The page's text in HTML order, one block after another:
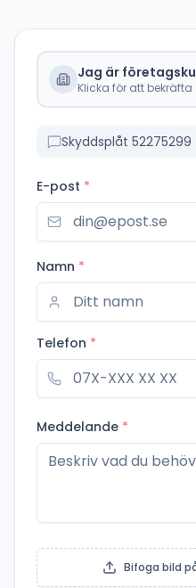
Jag är
Klicka för att bekräfta
Skyddsplåt 52275299
E-post *
Namn *
Telefon *
Meddelande *
Bifoga bild